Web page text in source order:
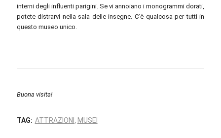
interni degli influenti parigini. Se vi annoiano i monogrammi dorati,
potete distrarvi nella sala delle insegne. C’è qualcosa per tutti in
questo museo unico.
Buona visita!
TAG: ATTRAZIONI MUSEI